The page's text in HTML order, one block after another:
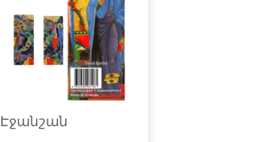
Էջանշան